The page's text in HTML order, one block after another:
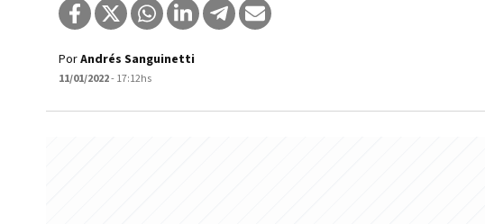
PorAndrés Sanguinetti
11/01/2022- 17:12hs